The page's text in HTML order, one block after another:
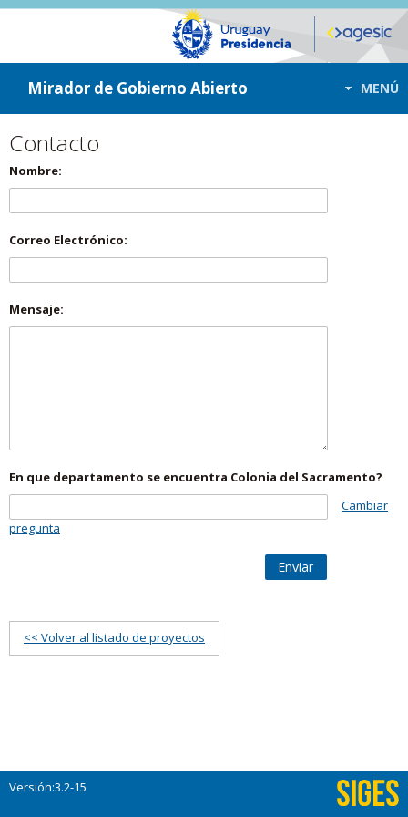
ir a contenido
ir al menú
Mirador de Gobierno Abierto MENÚ
Contacto
Nombre:
Correo Electrónico:
Mensaje:
En que departamento se encuentra Colonia del Sacramento?
Cambiar
pregunta
Enviar
<< Volver al listado de proyectos
Versión:3.2-15